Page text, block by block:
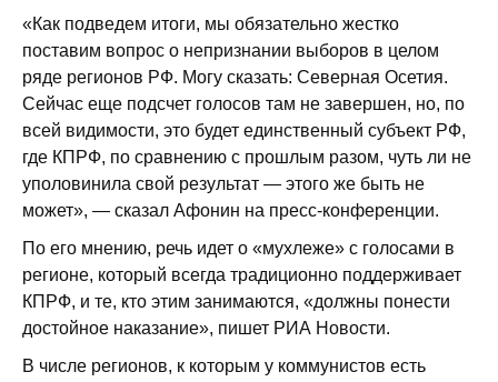
«Как подведем итоги, мы обязательно жестко
поставим вопрос о непризнании выборов в целом
ряде регионов РФ. Могу сказать: Северная Осетия.
Сейчас еще подсчет голосов там не завершен, но, по
всей видимости, это будет единственный субъект РФ,
где КПРФ, по сравнению с прошлым разом, чуть ли не
уполовинила свой результат — этого же быть не
может», — сказал Афонин на пресс-конференции.
По его мнению, речь идет о «мухлеже» с голосами в
регионе, который всегда традиционно поддерживает
КПРФ, и те, кто этим занимаются, «должны понести
достойное наказание», пишет РИА Новости.
В числе регионов, к которым у коммунистов есть